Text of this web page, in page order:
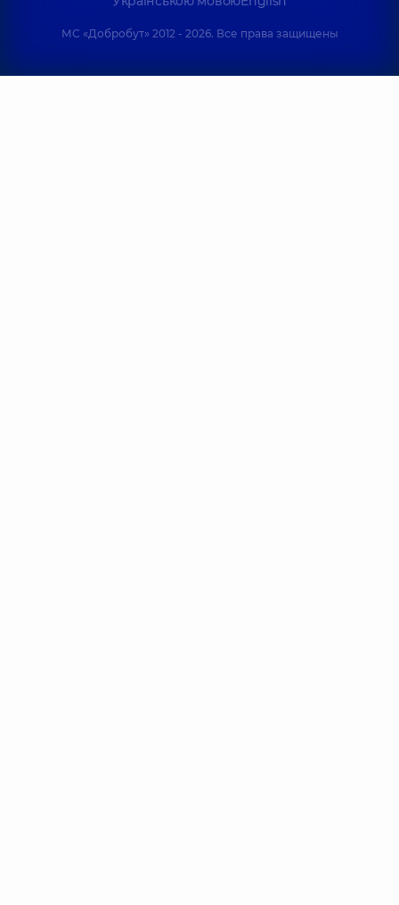
МС «Добробут» 2012 - 2026. Все права защищены